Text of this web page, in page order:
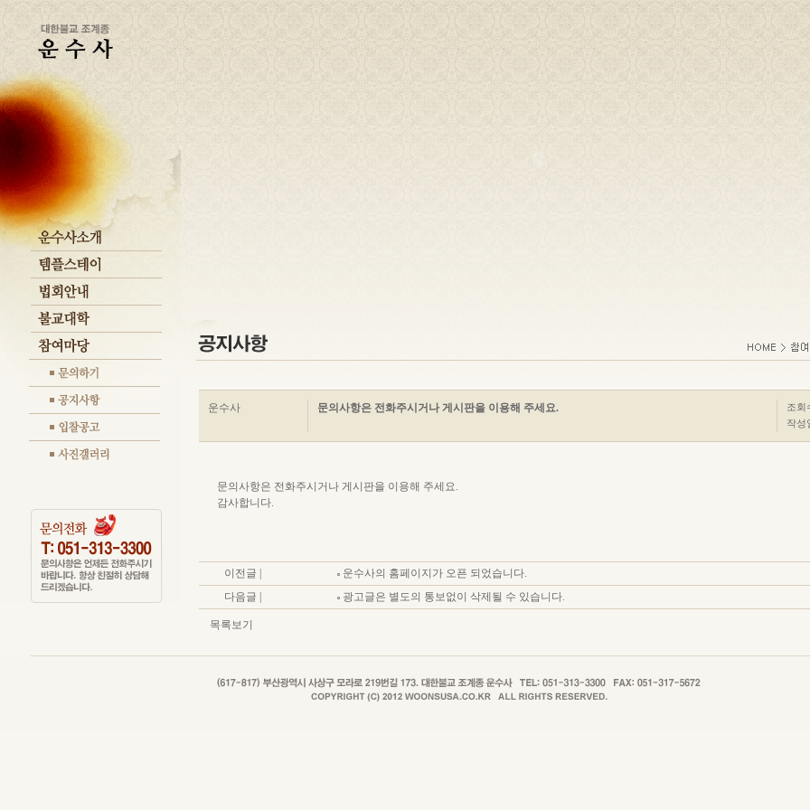
운수사 문의사항은 전화주시거나 게시판을 이용해 주세요.
조회
작성
문의사항은 전화주시거나 게시판을 이용해 주세요.
감사합니다.
이전글 |
운수사의 홈페이지가 오픈 되었습니다.
다음글 |
광고글은 별도의 통보없이 삭제될 수 있습니다.
목록보기